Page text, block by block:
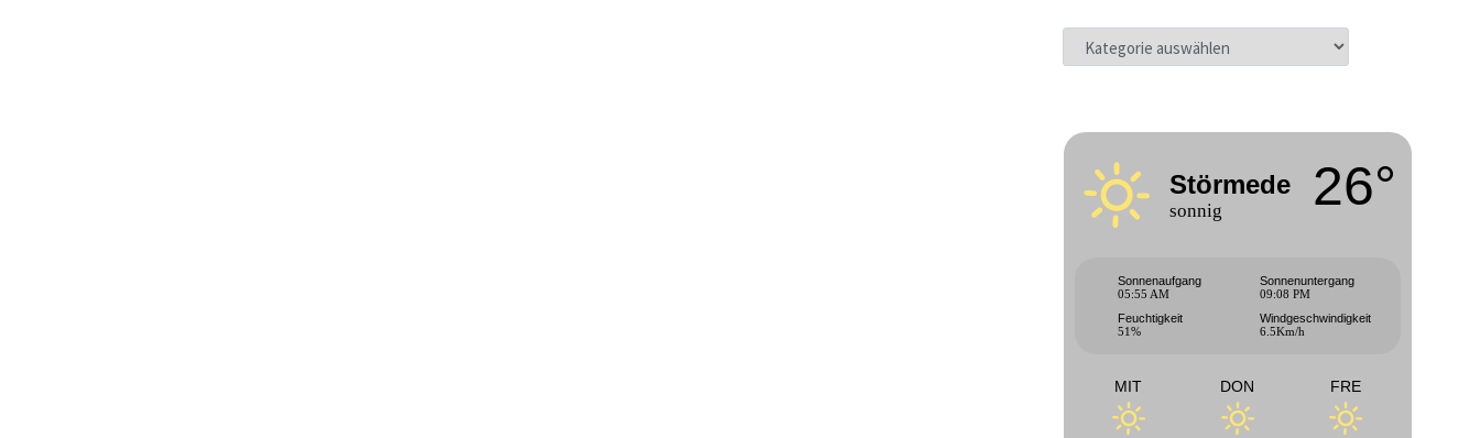
KATEGORIEN
Störmede
sonnig 26°
Sonnenaufgang
05:55 AM
Sonnenuntergang
09:08 PM
Feuchtigkeit
51%
Windgeschwindigkeit
6.5Km/h
MIT DON FRE